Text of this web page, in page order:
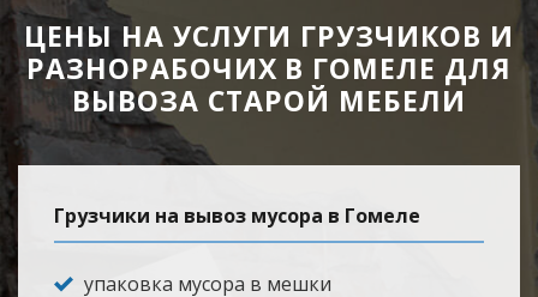
ЦЕНЫ НА УСЛУГИ ГРУЗЧИКОВ И
РАЗНОРАБОЧИХ В ГОМЕЛЕ ДЛЯ
ВЫВОЗА СТАРОЙ МЕБЕЛИ
Грузчики на вывоз мусора в Гомеле
упаковка мусора в мешки